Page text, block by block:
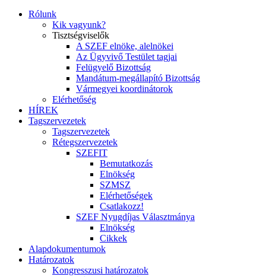
Rólunk
Kik vagyunk?
Tisztségviselők
A SZEF elnöke, alelnökei
Az Ügyvivő Testület tagjai
Felügyelő Bizottság
Mandátum-megállapító Bizottság
Vármegyei koordinátorok
Elérhetőség
HÍREK
Tagszervezetek
Tagszervezetek
Rétegszervezetek
SZEFIT
Bemutatkozás
Elnökség
SZMSZ
Elérhetőségek
Csatlakozz!
SZEF Nyugdíjas Választmánya
Elnökség
Cikkek
Alapdokumentumok
Határozatok
Kongresszusi határozatok